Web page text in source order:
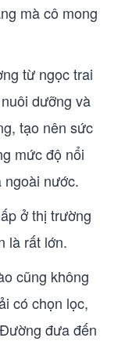
mà cô mong
từ ngọc trai
dưỡng và
tạo nên sức
mức độ nổi
ngoài nước.
ở thị trường
là rất lớn.
cũng không
có chọn lọc,
đưa đến